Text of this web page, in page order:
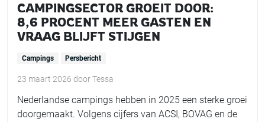
CAMPINGSECTOR GROEIT DOOR:
8,6 PROCENT MEER GASTEN EN
VRAAG BLIJFT STIJGEN
Campings Persbericht
23 maart 2026 doorTessa
Nederlandse campings hebben in 2025 een sterke groei
doorgemaakt. Volgens cijfers van ACSI, BOVAG en de